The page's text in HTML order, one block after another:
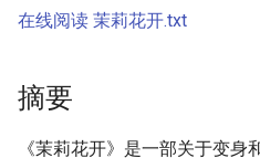
索
在线阅读 茉莉花开.txt
摘要
《茉莉花开》是一部关于变